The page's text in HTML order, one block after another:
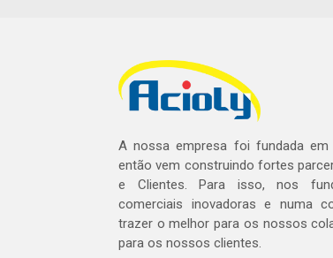
A nossa empresa foi fundada em
então vem construindo fortes
e Clientes. Para isso, nos
comerciais inovadoras e numa
trazer o melhor para os nossos
para os nossos clientes.